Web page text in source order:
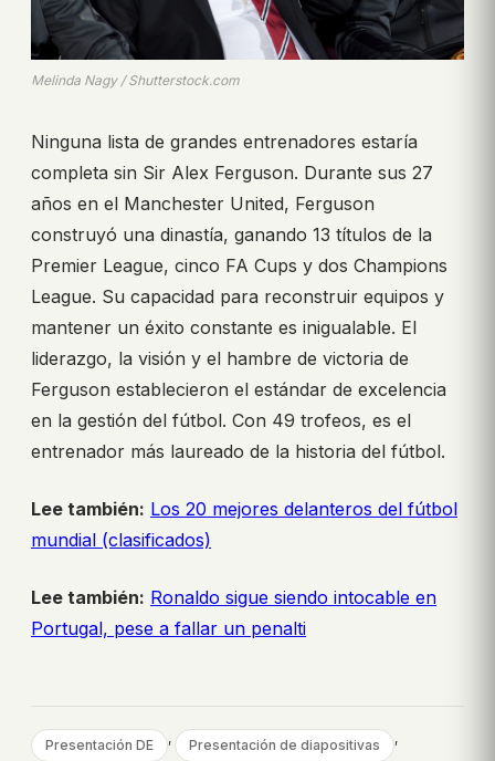
Melinda Nagy / Shutterstock.com
Ninguna lista de grandes entrenadores estaría
completa sin Sir Alex Ferguson. Durante sus 27
años en el Manchester United, Ferguson
construyó una dinastía, ganando 13 títulos de la
Premier League, cinco FA Cups y dos Champions
League. Su capacidad para reconstruir equipos y
mantener un éxito constante es inigualable. El
liderazgo, la visión y el hambre de victoria de
Ferguson establecieron el estándar de excelencia
en la gestión del fútbol. Con 49 trofeos, es el
entrenador más laureado de la historia del fútbol.
Lee también: Los 20 mejores delanteros del fútbol
mundial (clasificados)
Lee también: Ronaldo sigue siendo intocable en
Portugal, pese a fallar un penalti
Presentación DE , Presentación de diapositivas ,